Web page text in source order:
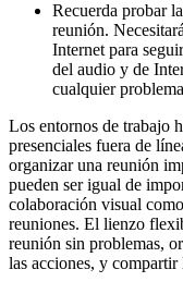
Recuerda probar
reunión.
Internet para
del audio y de
cualquier
Los entornos de trabajo
presenciales fuera de
organizar una reunión
pueden ser igual de
colaboración visual
reuniones. El lienzo
reunión sin problemas,
las acciones, y compartir